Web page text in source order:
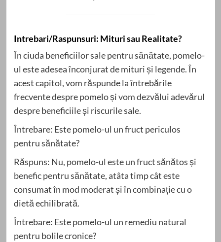
Intrebari/Raspunsuri: Mituri sau Realitate?
În ciuda beneficiilor sale pentru sănătate, pomelo-
ul este adesea înconjurat de mituri și legende. În
acest capitol, vom răspunde la întrebările
frecvente despre pomelo și vom dezvălui adevărul
despre beneficiile și riscurile sale.
Întrebare: Este pomelo-ul un fruct periculos
pentru sănătate?
Răspuns: Nu, pomelo-ul este un fruct sănătos și
benefic pentru sănătate, atâta timp cât este
consumat în mod moderat și în combinație cu o
dietă echilibrată.
Întrebare: Este pomelo-ul un remediu natural
pentru bolile cronice?